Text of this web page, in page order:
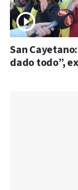
San
dado todo”,